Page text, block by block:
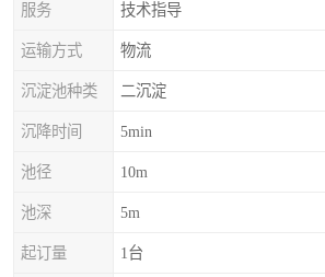
服务 技术指导
运输方式 物流
沉淀池种类 二沉淀
沉降时间 5min
池径 10m
池深 5m
起订量 1台